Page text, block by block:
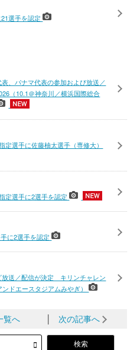
21選手を認定
、パナマ代表の参加および放送／
（10.1＠神奈川／横浜国際総合
選手に佐藤柚太選手（専修大）
定選手に2選手を認定
に2選手を認定
放送／配信が決定 キリンチャレン
ンドエースタジアムみやぎ）
覧へ 次の記事へ